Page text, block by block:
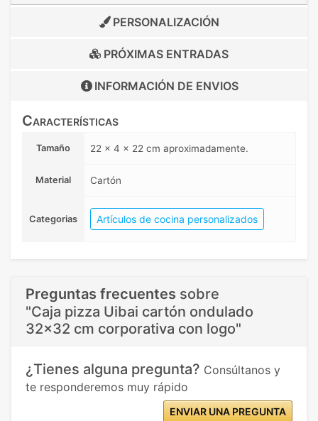
PERSONALIZACIÓN
PRÓXIMAS ENTRADAS
INFORMACIÓN DE ENVIOS
Características
Tamaño 22 x 4 x 22 cm aproximadamente.
Material Cartón
Categorias Artículos de cocina personalizados
Preguntas frecuentes sobre
"Caja pizza Uibai cartón ondulado
32x32 cm corporativa con logo"
¿Tienes alguna pregunta? Consúltanos y
te responderemos muy rápido
ENVIAR UNA PREGUNTA